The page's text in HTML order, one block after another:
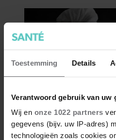
Toestemming Details
Verantwoord gebruik van uw
Wij en onze 1022 partners
gegevens (bijv. uw IP-adres)
technologieën zoals cookies